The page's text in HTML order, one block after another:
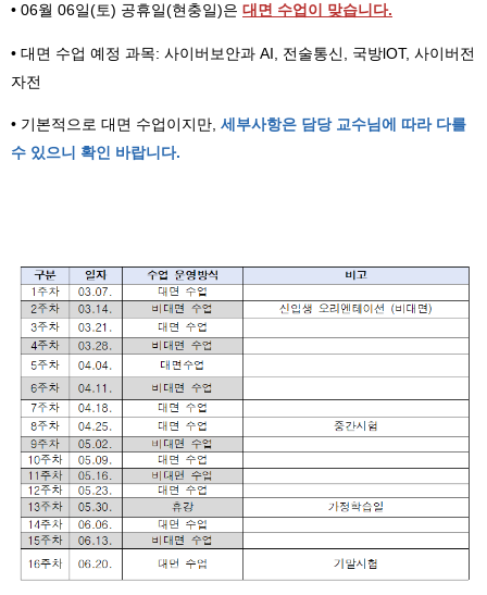
• 06월 06일(토) 공휴일(현충일)은 대면 수업이 맞습니다.
• 대면 수업 예정 과목: 사이버보안과 AI, 전술통신, 국방lOT, 사이버전
자전
• 기본적으로 대면 수업이지만, 세부사항은 담당 교수님에 따라 다를
수 있으니 확인 바랍니다.